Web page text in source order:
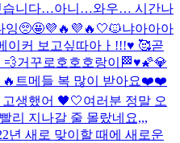
습니다…아니…와우… 시간나
잉🥺🤩💜🔥💜🔥 🤍🐱냐아아아
이커 보고싶따아ㅏ!!!♥️ 🥰곧
💨거꾸로호호호랑이 🏁♥️🌠💎
트메들 복 많이 받아요❤️❤️
생했어 🖤🤍여러분 정말 오
리 지나갈 줄 몰랐네요,,,
년 새로 맞이할 때에 새로운